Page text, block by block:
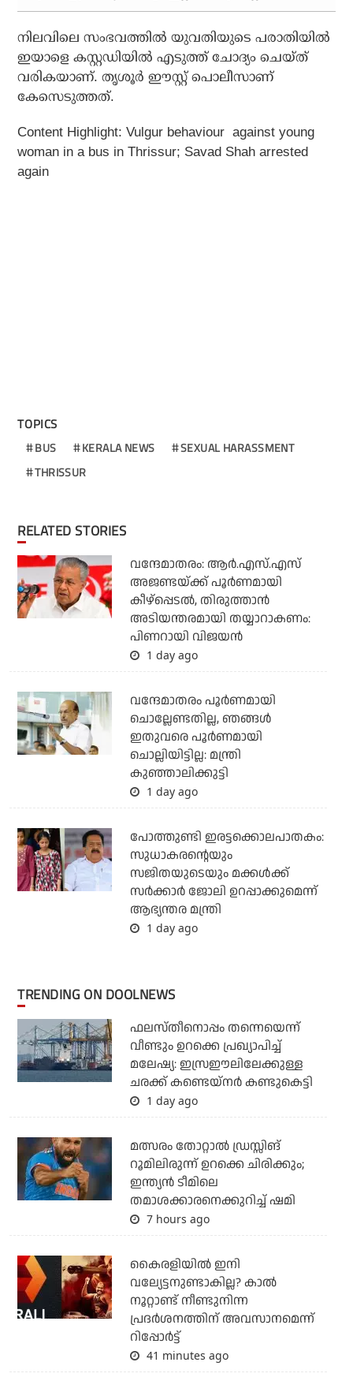
നിലവിലെ സംഭവത്തില്‍ യുവതിയുടെ പരാതിയില്‍
ഇയാളെ കസ്റ്റഡിയില്‍ എടുത്ത് ചോദ്യം ചെയ്ത്
വരികയാണ്. തൃശൂര്‍ ഈസ്റ്റ് പൊലീസാണ്
കേസെടുത്തത്.
Content Highlight: Vulgur behaviour against young
woman in a bus in Thrissur; Savad Shah arrested
again
TOPICS
BUS KERALA NEWS
SEXUAL HARASSMENT
THRISSUR
RELATED STORIES
വന്ദേമാതരം: ആര്‍.എസ്.എസ്
അജണ്ടയ്ക്ക് പൂര്‍ണമായി
കീഴ്‌പ്പെടല്‍, തിരുത്താന്‍
അടിയന്തരമായി തയ്യാറാകണം:
പിണറായി വിജയന്‍
1 day ago
വന്ദേമാതരം പൂര്‍ണമായി
ചൊല്ലേണ്ടതില്ല, ഞങ്ങള്‍
ഇതുവരെ പൂര്‍ണമായി
ചൊല്ലിയിട്ടില്ല: മന്ത്രി
കുഞ്ഞാലിക്കുട്ടി
1 day ago
പോത്തുണ്ടി ഇരട്ടക്കൊലപാതകം:
സുധാകരന്റെയും
സജിതയുടെയും മക്കള്‍ക്ക്
സര്‍ക്കാര്‍ ജോലി ഉറപ്പാക്കുമെന്ന്
ആഭ്യന്തര മന്ത്രി
1 day ago
TRENDING ON DOOLNEWS
ഫലസ്തീനൊപ്പം തന്നെയെന്ന്
വീണ്ടും ഉറക്കെ പ്രഖ്യാപിച്ച്
മലേഷ്യ: ഇസ്രഈലിലേക്കുള്ള
ചരക്ക് കണ്ടെയ്‌നര്‍ കണ്ടുകെട്ടി
1 day ago
മത്സരം തോറ്റാല്‍ ഡ്രസ്സിങ്
റൂമിലിരുന്ന് ഉറക്കെ ചിരിക്കും;
ഇന്ത്യന്‍ ടീമിലെ
തമാശക്കാരനെക്കുറിച്ച് ഷമി
7 hours ago
കൈരളിയില്‍ ഇനി
വല്യേട്ടനുണ്ടാകില്ല? കാല്‍
നൂറ്റാണ്ട് നീണ്ടുനിന്ന
പ്രദര്‍ശനത്തിന് അവസാനമെന്ന്
റിപ്പോര്‍ട്ട്
41 minutes ago